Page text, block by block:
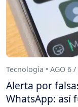
Tecnología • AGO 6 /
Alerta por
WhatsApp: así